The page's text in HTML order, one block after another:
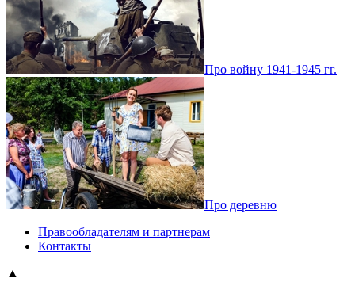
Про войну 1941-1945 гг.
Про деревню
Правообладателям и партнерам
Контакты
▲